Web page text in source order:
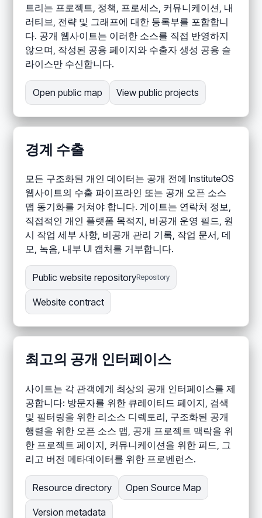
트리는 프로젝트, 정책, 프로세스, 커뮤니케이션, 내
러티브, 전략 및 그래프에 대한 등록부를 포함합니
다. 공개 웹사이트는 이러한 소스를 직접 반영하지
않으며, 작성된 공용 페이지와 수출자 생성 공용 슬
라이스만 수신합니다.
Open public map View public projects
경계 수출
모든 구조화된 개인 데이터는 공개 전에 InstituteOS
웹사이트의 수출 파이프라인 또는 공개 오픈 소스
맵 동기화를 거쳐야 합니다. 게이트는 연락처 정보,
직접적인 개인 플랫폼 목적지, 비공개 운영 필드, 원
시 작업 세부 사항, 비공개 관리 기록, 작업 문서, 데
모, 녹음, 내부 UI 캡처를 거부합니다.
Public website repositoryRepository
Website contract
최고의 공개 인터페이스
사이트는 각 관객에게 최상의 공개 인터페이스를 제
공합니다: 방문자를 위한 큐레이티드 페이지, 검색
및 필터링을 위한 리소스 디렉토리, 구조화된 공개
행렬을 위한 오픈 소스 맵, 공개 프로젝트 맥락을 위
한 프로젝트 페이지, 커뮤니케이션을 위한 피드, 그
리고 버전 메타데이터를 위한 프로벤런스.
Resource directory Open Source Map
Version metadata